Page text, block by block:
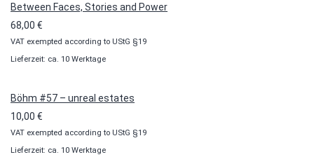
Between Faces, Stories and Power
68,00 €
VAT exempted according to UStG §19
Lieferzeit: ca. 10 Werktage
Böhm #57 – unreal estates
10,00 €
VAT exempted according to UStG §19
Lieferzeit: ca. 10 Werktage